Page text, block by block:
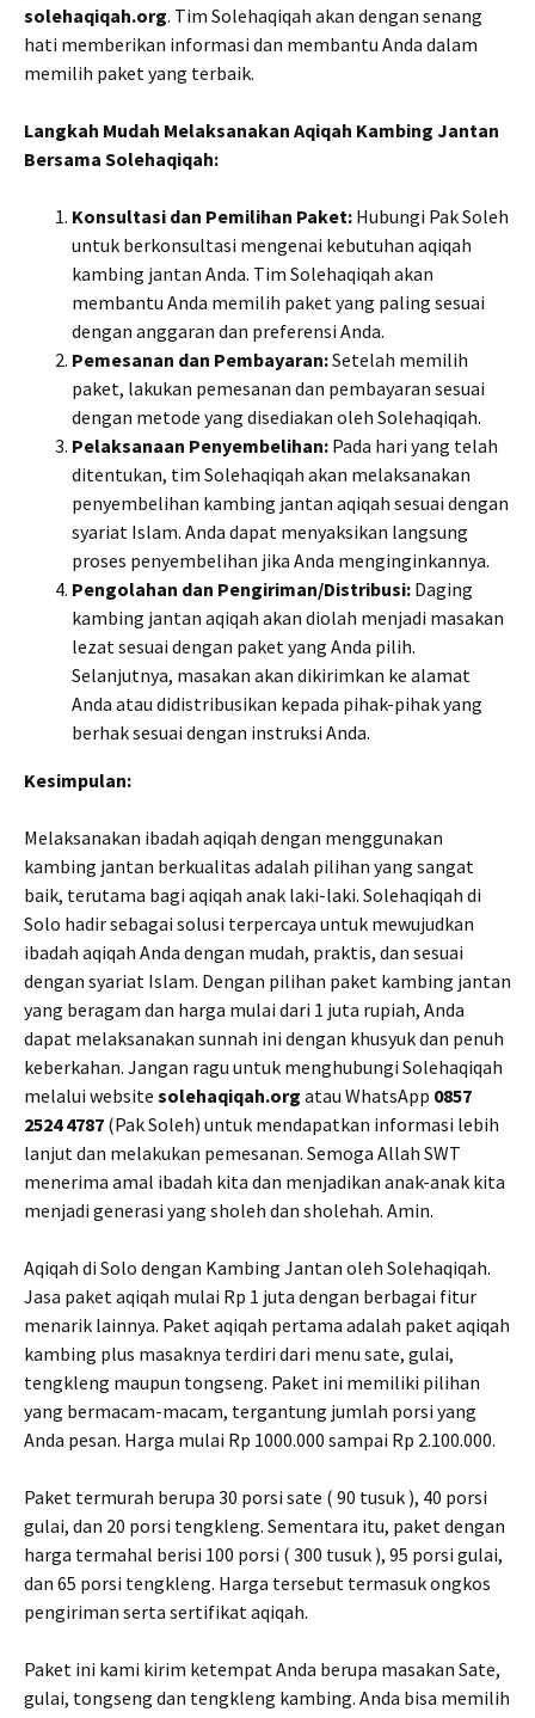
solehaqiqah.org. Tim Solehaqiqah akan dengan senang
hati memberikan informasi dan membantu Anda dalam
memilih paket yang terbaik.
Langkah Mudah Melaksanakan Aqiqah Kambing Jantan
Bersama Solehaqiqah:
Konsultasi dan Pemilihan Paket: Hubungi Pak Soleh
untuk berkonsultasi mengenai kebutuhan aqiqah
kambing jantan Anda. Tim Solehaqiqah akan
membantu Anda memilih paket yang paling sesuai
dengan anggaran dan preferensi Anda.
Pemesanan dan Pembayaran:Setelah memilih
paket, lakukan pemesanan dan pembayaran sesuai
dengan metode yang disediakan oleh Solehaqiqah.
Pelaksanaan Penyembelihan: Pada hari yang telah
ditentukan, tim Solehaqiqah akan melaksanakan
penyembelihan kambing jantan aqiqah sesuai dengan
syariat Islam. Anda dapat menyaksikan langsung
proses penyembelihan jika Anda menginginkannya.
Pengolahan dan Pengiriman/Distribusi: Daging
kambing jantan aqiqah akan diolah menjadi masakan
lezat sesuai dengan paket yang Anda pilih.
Selanjutnya, masakan akan dikirimkan ke alamat
Anda atau didistribusikan kepada pihak-pihak yang
berhak sesuai dengan instruksi Anda.
Kesimpulan:
Melaksanakan ibadah aqiqah dengan menggunakan
kambing jantan berkualitas adalah pilihan yang sangat
baik, terutama bagi aqiqah anak laki-laki. Solehaqiqah di
Solo hadir sebagai solusi terpercaya untuk mewujudkan
ibadah aqiqah Anda dengan mudah, praktis, dan sesuai
dengan syariat Islam. Dengan pilihan paket kambing jantan
yang beragam dan harga mulai dari 1 juta rupiah, Anda
dapat melaksanakan sunnah ini dengan khusyuk dan penuh
keberkahan. Jangan ragu untuk menghubungi Solehaqiqah
melalui website solehaqiqah.org atau WhatsApp 0857
2524 4787 (Pak Soleh) untuk mendapatkan informasi lebih
lanjut dan melakukan pemesanan. Semoga Allah SWT
menerima amal ibadah kita dan menjadikan anak-anak kita
menjadi generasi yang sholeh dan sholehah. Amin.
Aqiqah di Solo dengan Kambing Jantan oleh Solehaqiqah.
Jasa paket aqiqah mulai Rp 1 juta dengan berbagai fitur
menarik lainnya. Paket aqiqah pertama adalah paket aqiqah
kambing plus masaknya terdiri dari menu sate, gulai,
tengkleng maupun tongseng. Paket ini memiliki pilihan
yang bermacam-macam, tergantung jumlah porsi yang
Anda pesan. Harga mulai Rp 1000.000 sampai Rp 2.100.000.
Paket termurah berupa 30 porsi sate ( 90 tusuk ), 40 porsi
gulai, dan 20 porsi tengkleng. Sementara itu, paket dengan
harga termahal berisi 100 porsi ( 300 tusuk ), 95 porsi gulai,
dan 65 porsi tengkleng. Harga tersebut termasuk ongkos
pengiriman serta sertifikat aqiqah.
Paket ini kami kirim ketempat Anda berupa masakan Sate,
gulai, tongseng dan tengkleng kambing. Anda bisa memilih